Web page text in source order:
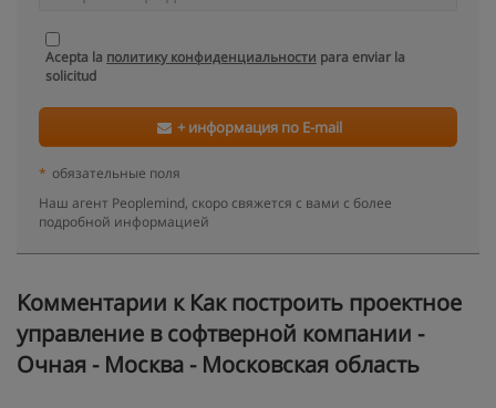
Acepta la политику конфиденциальности para enviar la
solicitud
+ информация по E-mail
* обязательные поля
Наш агент Peoplemind, скоро свяжется с вами с более
подробной информацией
Kомментарии к Как построить проектное
управление в софтверной компании -
Очная - Москва - Московская область